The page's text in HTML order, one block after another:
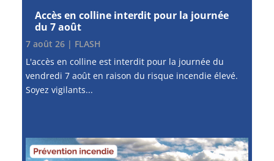
Accès en colline interdit pour la journée
du 7 août
7 août 26| FLASH
L'accès en colline est interdit pour la journée du
vendredi 7 août en raison du risque incendie élevé.
Soyez vigilants...